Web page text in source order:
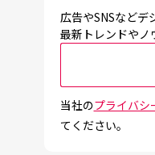
広告やSNSなどデ
最新トレンドやノ
当社のプライバシ
てください。